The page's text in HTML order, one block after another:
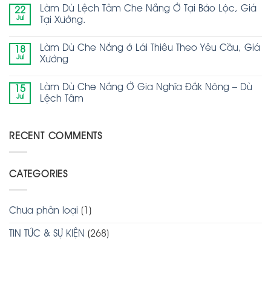
22
Jul
Làm Dù Lệch Tâm Che Nắng Ở Tại Bảo Lộc, Giá
Tại Xưởng.
18
Jul
Làm Dù Che Nắng ở Lái Thiêu Theo Yêu Cầu, Giá
Xưởng
15
Jul
Làm Dù Che Nắng Ở Gia Nghĩa Đắk Nông – Dù
Lệch Tâm
RECENT COMMENTS
CATEGORIES
Chưa phân loại (1)
TIN TỨC & SỰ KIỆN (268)